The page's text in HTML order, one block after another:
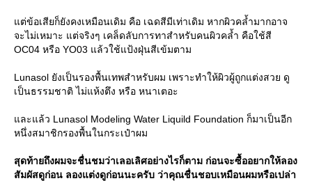
ต่ข้อเสียก็ยังคงเหมือนเดิม คือ เฉดสีมีเท่าเดิม หากผิวคล้ำมากอาจ
จะไม่เหมาะ แต่จริงๆ เคล็ดลับการทาสำหรับคนผิวคล้ำ คือใช้สี
OC04 หรือ YO03 แล้วใช้แป้งฝุ่นสีเข้มตาม
Lunasol ยังเป็นรองพื้นเทพสำหรับผม เพราะทำให้ผิวผู้ถูกแต่งสวย ดู
เป็นธรรมชาติ ไม่แห้งตึง หรือ หนาเตอะ
ละแล้ว Lunasol Modeling Water Liquild Foundation ก็มาเป็นอีก
หนึ่งสมาชิกรองพื้นในกระเป๋าผม
สุดท้ายถึงผมจะชื่นชมว่าเลอเลิศอย่างไรก็ตาม ก่อนจะซื้ออยากให้ลอง
สัมผัสดูก่อน ลองแต่งดูก่อนนะครับ ว่าคุณชื่นชอบเหมือนผมหรือเปล่า